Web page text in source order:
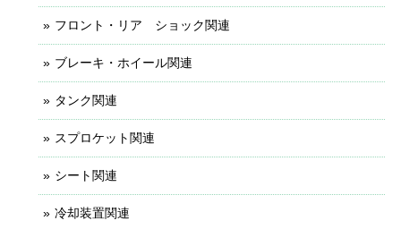
フロント・リア ショック関連
ブレーキ・ホイール関連
タンク関連
スプロケット関連
シート関連
冷却装置関連